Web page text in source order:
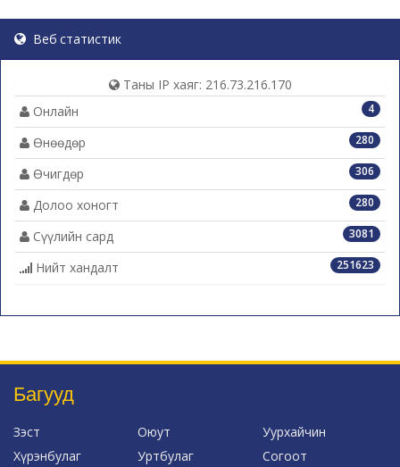
Веб статистик
Таны IP хаяг: 216.73.216.170
4
Онлайн
280
Өнөөдөр
306
Өчигдөр
280
Долоо хоногт
3081
Сүүлийн сард
251623
Нийт хандалт
Багууд
Зэст Оюут
Уурхайчин
Хүрэнбулаг
Уртбулаг
Согоот